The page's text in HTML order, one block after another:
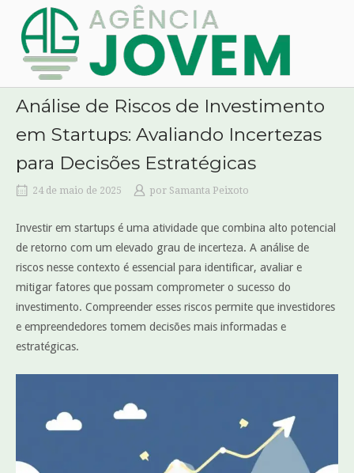
content
Home
Análise de Riscos de Investimento
em Startups: Avaliando Incertezas
para Decisões Estratégicas
24 de maio de 2025 por Samanta Peixoto
Investir em startups é uma atividade que combina alto potencial
de retorno com um elevado grau de incerteza. A análise de
riscos nesse contexto é essencial para identificar, avaliar e
mitigar fatores que possam comprometer o sucesso do
investimento. Compreender esses riscos permite que investidores
e empreendedores tomem decisões mais informadas e
estratégicas.